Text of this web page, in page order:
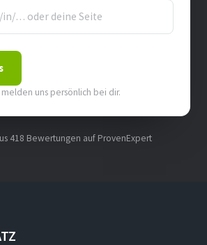
uns persönlich bei dir.
418 Bewertungen auf ProvenExpert